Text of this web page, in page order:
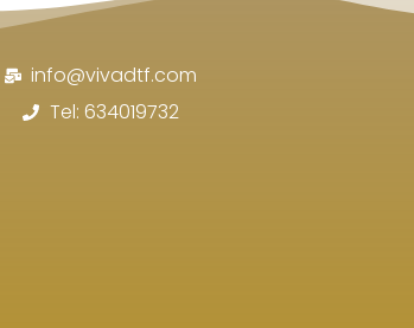
info@vivadtf.com
Tel: 634019732